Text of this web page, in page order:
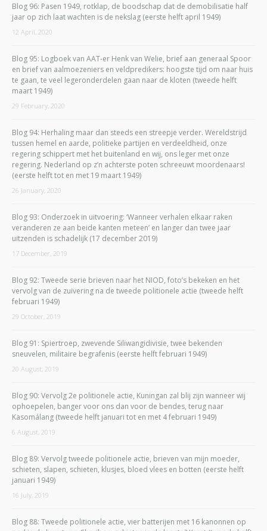
Blog 96: Pasen 1949, rotklap, de boodschap dat de demobilisatie half
jaar op zich laat wachten is de nekslag (eerste helft april 1949)
12 April, 2020
Blog 95: Logboek van AAT-er Henk van Welie, brief aan generaal Spoor
en brief van aalmoezeniers en veldpredikers: hoogste tijd om naar huis
te gaan, te veel legeronderdelen gaan naar de kloten (tweede helft
maart 1949)
29 February, 2020
Blog 94: Herhaling maar dan steeds een streepje verder. Wereldstrijd
tussen hemel en aarde, politieke partijen en verdeeldheid, onze
regering schippert met het buitenland en wij, ons leger met onze
regering. Nederland op z’n achterste poten schreeuwt moordenaars!
(eerste helft tot en met 19 maart 1949)
26 January, 2020
Blog 93: Onderzoek in uitvoering: ‘Wanneer verhalen elkaar raken
veranderen ze aan beide kanten meteen’ en langer dan twee jaar
uitzenden is schadelijk (17 december 2019)
17 December, 2019
Blog 92: Tweede serie brieven naar het NIOD, foto’s bekeken en het
vervolg van de zuivering na de tweede politionele actie (tweede helft
februari 1949)
29 October, 2019
Blog 91: Spiertroep, zwevende Siliwangidivisie, twee bekenden
sneuvelen, militaire begrafenis (eerste helft februari 1949)
20 August, 2019
Blog 90: Vervolg 2e politionele actie, Kuningan zal blij zijn wanneer wij
ophoepelen, banger voor ons dan voor de bendes, terug naar
Kasomálang (tweede helft januari tot en met 4 februari 1949)
6 August, 2019
Blog 89: Vervolg tweede politionele actie, brieven van mijn moeder,
schieten, slapen, schieten, klusjes, bloed vlees en botten (eerste helft
januari 1949)
16 July, 2019
Blog 88: Tweede politionele actie, vier batterijen met 16 kanonnen op